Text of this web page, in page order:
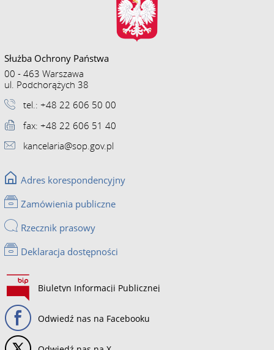
Służba Ochrony Państwa
00 - 463 Warszawa
ul. Podchorążych 38
tel.: +48 22 606 50 00
fax: +48 22 606 51 40
kancelaria@sop.gov.pl
Adres korespondencyjny
Zamówienia publiczne
Rzecznik prasowy
Deklaracja dostępności
Biuletyn Informacji Publicznej
Odwiedź nas na Facebooku